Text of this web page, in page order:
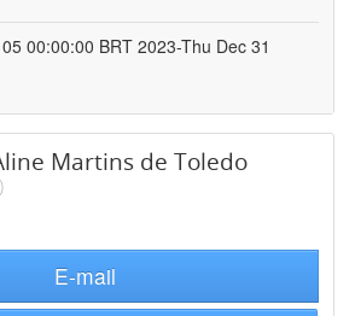
00:00:00 BRT 2023-Thu Dec 31
Martins de Toledo
E-mail